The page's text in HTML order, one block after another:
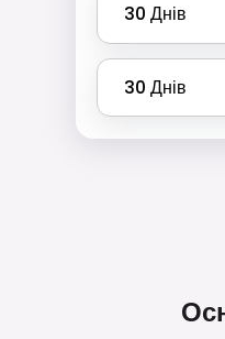
30 Днів
30 Днів